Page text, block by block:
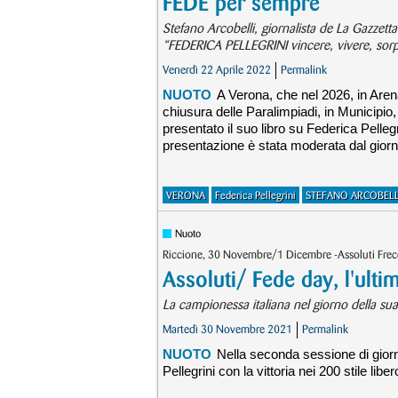
Stefano Arcobelli, giornalista de La
“FEDERICA PELLEGRINI vincere, vivere,
Venerdì 22 Aprile 2022 Permalink
NUOTO A Verona, che nel 2026, in
chiusura delle Paralimpiadi, in
presentato il suo libro su Federica
presentazione è stata moderata dal
VERONA Federica Pellegrini STEFANO
Nuoto
Riccione, 30 Novembre/1 Dicembre -Assoluti
Assoluti/ Fede day,
La campionessa italiana nel giorno della
Martedì 30 Novembre 2021 Permalink
NUOTO Nella seconda sessione di
Pellegrini con la vittoria nei 200 stile